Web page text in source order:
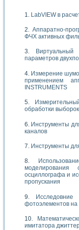
LabVIEW в
Аппаратно-
ФЧХ активных
параметров
Измерение
применением
INSTRUMENTS
обработки
Инструменты
каналов
Инструменты
моделирования
осциллографа и
пропускания
фотоэлементов на
имитатора